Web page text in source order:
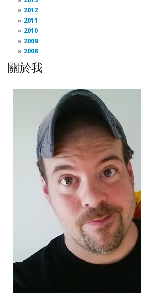
2012
2011
2010
2009
2008
關於我